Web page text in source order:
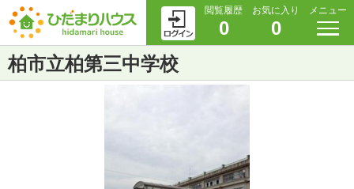
閲覧履歴
0
お気に入り
0
メニュー
柏市立柏第三中学校